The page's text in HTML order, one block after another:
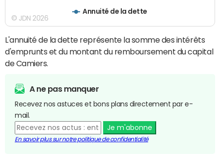
Annuité de la dette
© JDN 2026
L'annuité de la dette représente la somme des intérêts
d'emprunts et du montant du remboursement du capital
de Camiers.
A ne pas manquer
Recevez nos astuces et bons plans directement par e-
mail.
Je m'abonne
En savoir plus sur notre politique de confidentialité